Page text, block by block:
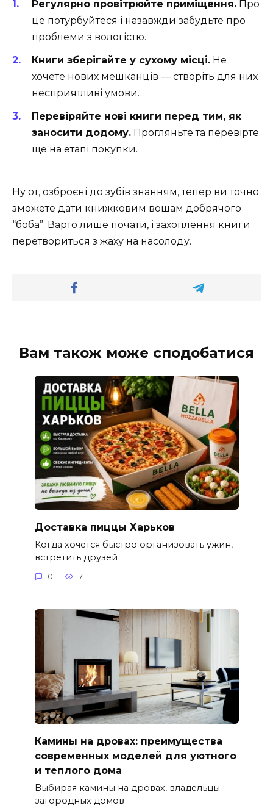
Регулярно провітрюйте приміщення. Про
це потурбуйтеся і назавжди забудьте про
проблеми з вологістю.
Книги зберігайте у сухому місці. Не
хочете нових мешканців — створіть для них
несприятливі умови.
Перевіряйте нові книги перед тим, як
заносити додому. Прогляньте та перевірте
ще на етапі покупки.
Ну от, озброєні до зубів знанням, тепер ви точно
зможете дати книжковим вошам добрячого
“боба”. Варто лише почати, і захоплення книги
перетвориться з жаху на насолоду.
Вам також може сподобатися
Доставка пиццы Харьков
Когда хочется быстро организовать ужин,
встретить друзей
0 7
Камины на дровах: преимущества
современных моделей для уютного
и теплого дома
Выбирая камины на дровах, владельцы
загородных домов